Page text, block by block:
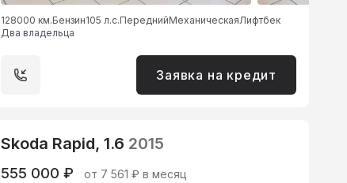
128000 км.Бензин105 л.с.ПереднийМеханическаяЛифтбек
Два владельца
Заявка на кредит
Skoda Rapid, 1.6 2015
555 000 ₽ от 7 561 ₽ в месяц